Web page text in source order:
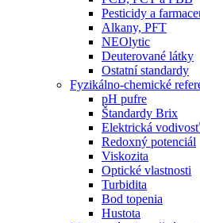
Pesticidy a
Alkany, PFT
NEOlytic
Deuterované látky
Ostatní standardy
Fyzikálno-chemické
pH pufre
Štandardy Brix
Elektrická vodivosť
Redoxný potenciál
Viskozita
Optické vlastnosti
Turbidita
Bod topenia
Hustota